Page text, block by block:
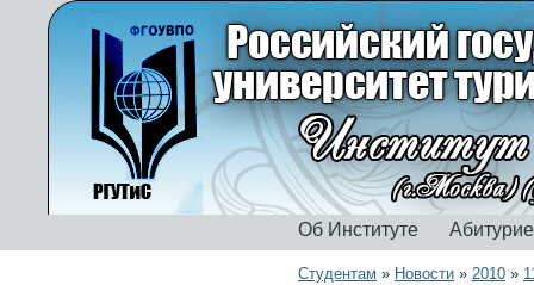
Об Институте
Студентам » Новости » 2010 »